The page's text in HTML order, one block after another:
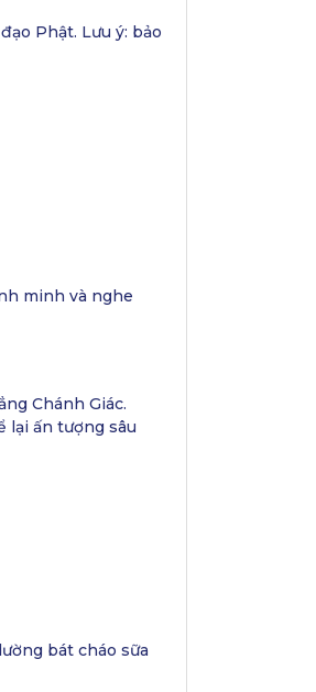
Phật. Lưu ý: bảo
minh và nghe
Chánh Giác.
lại ấn tượng sâu
bát cháo sữa